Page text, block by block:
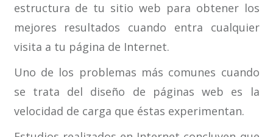
estructura de tu sitio web para obtener los
mejores resultados cuando entra cualquier
visita a tu página de Internet.
Uno de los problemas más comunes cuando
se trata del diseño de páginas web es la
velocidad de carga que éstas experimentan.